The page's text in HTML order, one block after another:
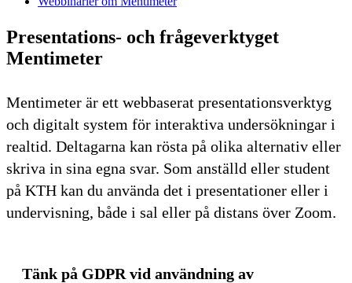
Presentations- och frågeverktyget
Mentimeter
Mentimeter är ett webbaserat presentationsverktyg
och digitalt system för interaktiva undersökningar i
realtid. Deltagarna kan rösta på olika alternativ eller
skriva in sina egna svar. Som anställd eller student
på KTH kan du använda det i presentationer eller i
undervisning, både i sal eller på distans över Zoom.
Tänk på GDPR vid användning av